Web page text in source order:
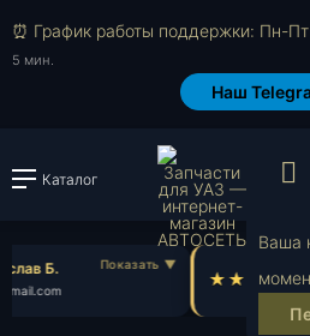
⏰ График работы поддержки: Пн-
5 мин.
Наш
Каталог Войти или
Ваша
Б.